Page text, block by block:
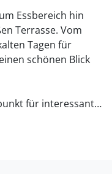
Essbereich hin
Terrasse. Vom
Tagen für
schönen Blick
für interessante
mit